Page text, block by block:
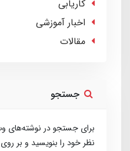
کاریابی
اخبار آموزشی
مقالات
جستجو
برای جستجو در نوشته‌های
نظر خود را بنویسید و بر